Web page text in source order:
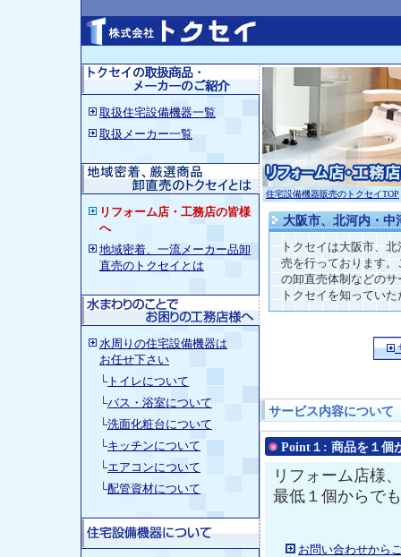
取扱住宅設備機器一覧
取扱メーカー一覧
リフォーム店・工務店の皆様
へ
地域密着、一流メーカー品卸
直売のトクセイとは
水周りの住宅設備機器は
お任せ下さい
└トイレについて
└バス・浴室について
└洗面化粧台について
└キッチンについて
└エアコンについて
└配管資材について
住宅設備機器販売のトクセイTOP
大阪市、北河内・中
トクセイは大阪市、
売を行っております
の卸直売体制などの
トクセイを知ってい
サービス内容について
Point１: 商品を１個
リフォーム店様
最低１個からで
お問い合わせから